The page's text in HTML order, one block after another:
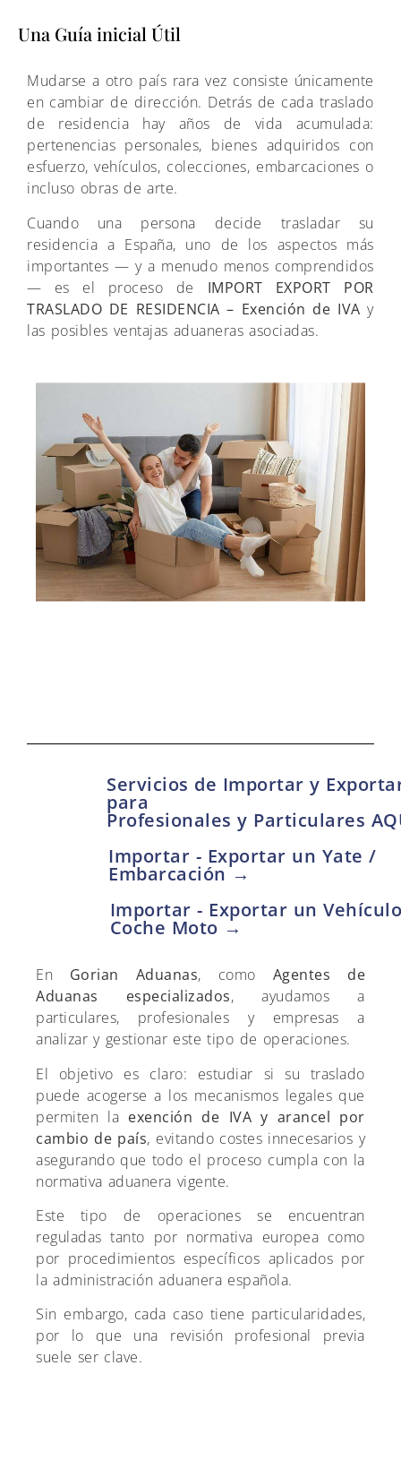
Una Guía inicial Útil
Mudarse a otro país rara vez consiste únicamente
en cambiar de dirección. Detrás de cada traslado
de residencia hay años de vida acumulada:
pertenencias personales, bienes adquiridos con
esfuerzo, vehículos, colecciones, embarcaciones o
incluso obras de arte.
Cuando una persona decide trasladar su
residencia a España, uno de los aspectos más
importantes — y a menudo menos comprendidos
— es el proceso de IMPORT EXPORT POR
TRASLADO DE RESIDENCIA – Exención de IVA y
las posibles ventajas aduaneras asociadas.
Servicios de Importar y
para
Profesionales y Particulares
Importar - Exportar un Yate /
Embarcación →
Importar - Exportar un
Coche Moto →
En Gorian Aduanas, como Agentes de
Aduanas especializados, ayudamos a
particulares, profesionales y empresas a
analizar y gestionar este tipo de operaciones.
El objetivo es claro: estudiar si su traslado
puede acogerse a los mecanismos legales que
permiten la exención de IVA y arancel por
cambio de país, evitando costes innecesarios y
asegurando que todo el proceso cumpla con la
normativa aduanera vigente.
Este tipo de operaciones se encuentran
reguladas tanto por normativa europea como
por procedimientos específicos aplicados por
la administración aduanera española.
Sin embargo, cada caso tiene particularidades,
por lo que una revisión profesional previa
suele ser clave.